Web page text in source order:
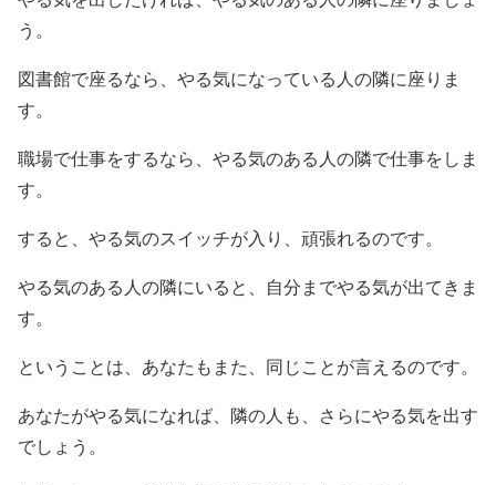
う。
図書館で座るなら、やる気になっている人の隣に座りま
す。
職場で仕事をするなら、やる気のある人の隣で仕事をしま
す。
すると、やる気のスイッチが入り、頑張れるのです。
やる気のある人の隣にいると、自分までやる気が出てきま
す。
ということは、あなたもまた、同じことが言えるのです。
あなたがやる気になれば、隣の人も、さらにやる気を出す
でしょう。